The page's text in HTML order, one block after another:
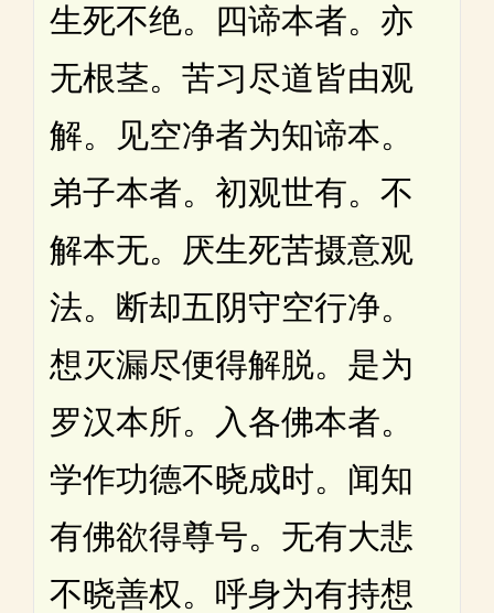
生死不绝。四谛本者。亦
无根茎。苦习尽道皆由观
解。见空净者为知谛本。
弟子本者。初观世有。不
解本无。厌生死苦摄意观
法。断却五阴守空行净。
想灭漏尽便得解脱。是为
罗汉本所。入各佛本者。
学作功德不晓成时。闻知
有佛欲得尊号。无有大悲
不晓善权。呼身为有持想